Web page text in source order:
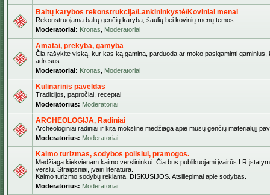
Baltų karybos rekonstrukcija/Lankininkystė/Koviniai menai
Rekonstruojama baltų genčių karyba, šaulių bei kovinių menų temos
Moderatoriai: Kronas Moderatoriai
Amatai, prekyba, gamyba
Čia rašykite viską, kur kas ką gamina, parduoda ar moko pasigaminti
adresus.
Moderatoriai: Kronas Moderatoriai
Kulinarinis paveldas
Tradicijos, papročiai, receptai
Moderatorius: Moderatoriai
ARCHEOLOGIJA, Radiniai
Archeologiniai radiniai ir kita mokslinė medžiaga apie mūsų genčių materialųjį
Moderatorius: Moderatoriai
Kaimo turizmas, sodybos poilsiui, pramogos.
Medžiaga kiekvienam kaimo verslininkui. Čia bus publikuojami įvairūs LR
verslu. Straipsniai, įvairi literatūra.
Kaimo turizmo sodybų reklama. DISKUSIJOS. Atsiliepimai apie sodybas.
Moderatorius: Moderatoriai